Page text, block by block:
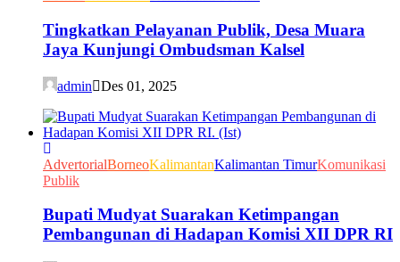
Tingkatkan Pelayanan Publik, Desa Muara
Jaya Kunjungi Ombudsman Kalsel
admin Des 01, 2025
AdvertorialBorneoKalimantanKalimantan TimurKomunikasi
Publik
Bupati Mudyat Suarakan Ketimpangan
Pembangunan di Hadapan Komisi XII DPR RI